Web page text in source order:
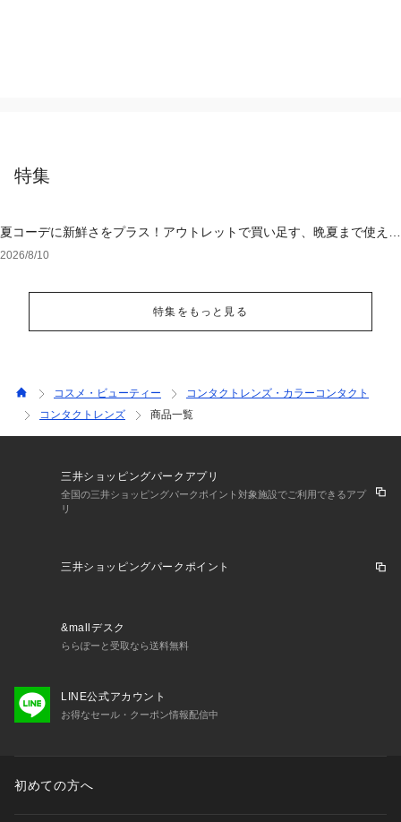
特集
夏コーデに新鮮さをプラス！アウトレットで買い足す、晩夏まで使える
アイテム
2026/8/10
特集をもっと見る
コスメ・ビューティー
コンタクトレンズ・カラーコンタクト
コンタクトレンズ
商品一覧
三井ショッピングパークアプリ
全国の三井ショッピングパークポイント対象施設でご利用できるアプ
リ
三井ショッピングパークポイント
&mallデスク
ららぽーと受取なら送料無料
LINE公式アカウント
お得なセール・クーポン情報配信中
初めての方へ